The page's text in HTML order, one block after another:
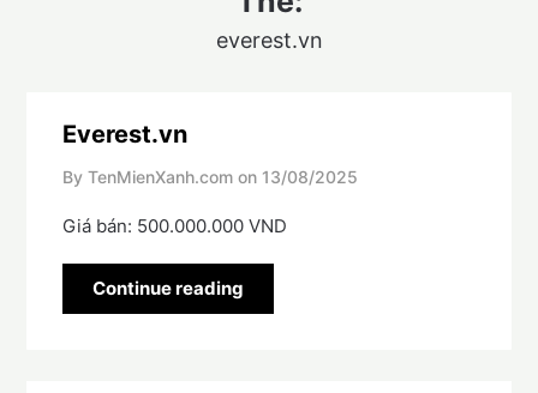
everest.vn
Everest.vn
By TenMienXanh.com on 13/08/2025
Giá bán: 500.000.000 VND
Continue reading